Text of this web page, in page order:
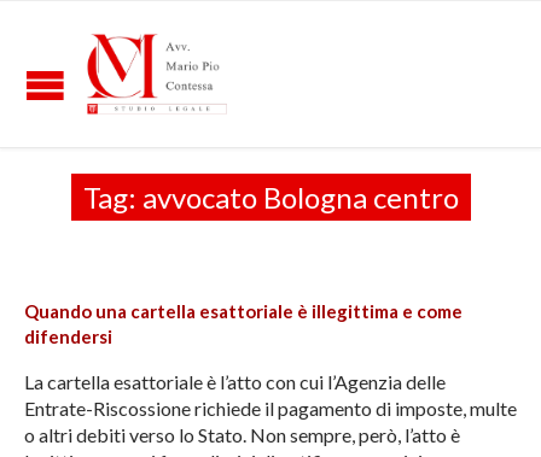
Tag: avvocato Bologna centro
Quando una cartella esattoriale è illegittima e come
difendersi
La cartella esattoriale è l’atto con cui l’Agenzia delle
Entrate-Riscossione richiede il pagamento di imposte, multe
o altri debiti verso lo Stato. Non sempre, però, l’atto è